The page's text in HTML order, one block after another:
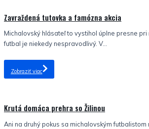
Zavraždená tutovka a famózna akcia
Michalovský hlásateľ to vystihol úplne presne pri
futbal je niekedy nespravodlivý. V...
Zobraziť viac
Krutá domáca prehra so Žilinou
Ani na druhý pokus sa michalovským